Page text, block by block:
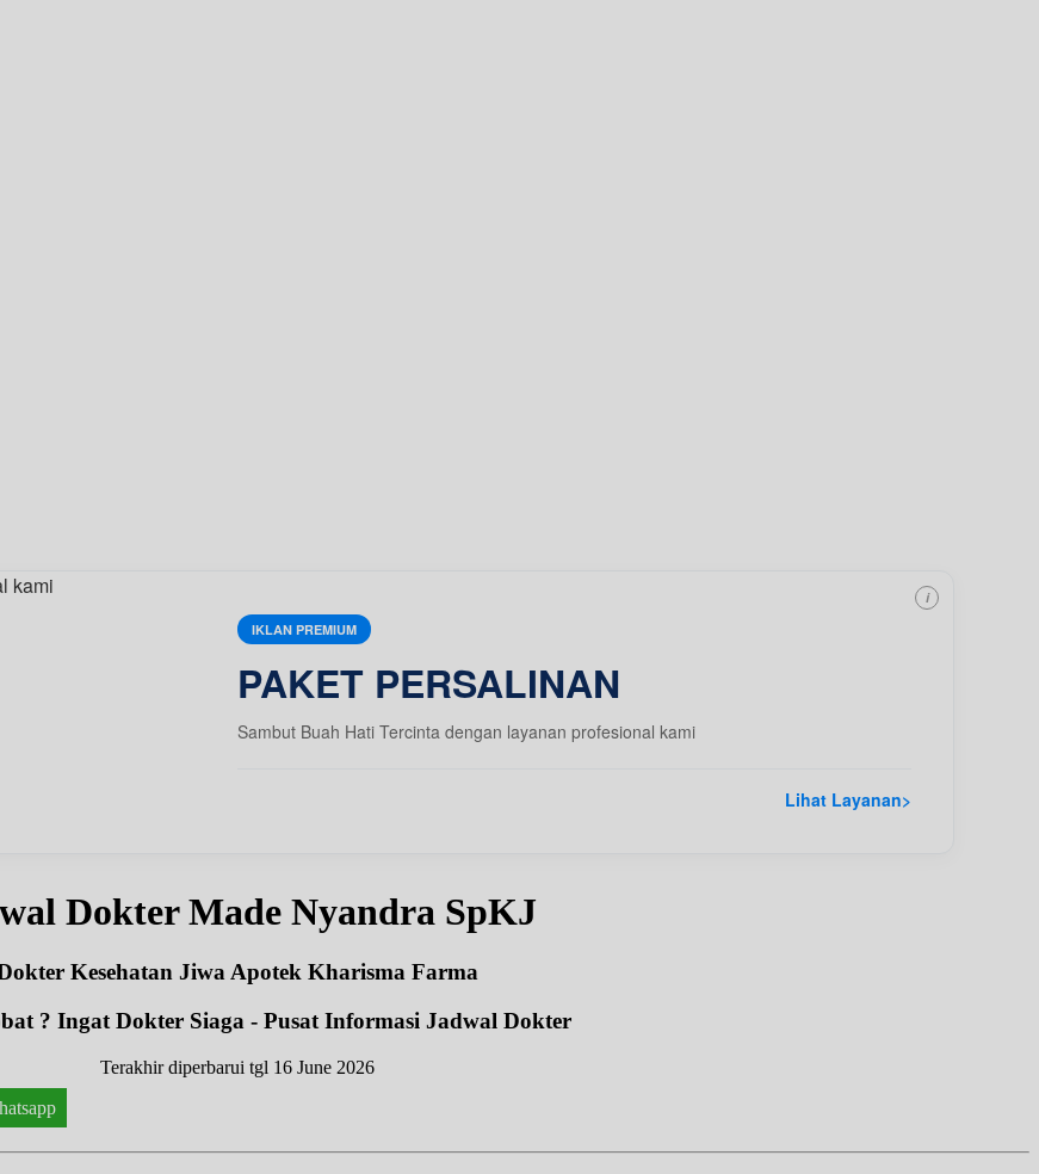
IKLAN PREMIUM
PAKET PERSALINAN
Sambut Buah Hati Tercinta dengan layanan profesional kami
Lihat Layanan>
i
Dokter Made Nyandra SpKJ
Kesehatan Jiwa Apotek Kharisma Farma
? Ingat Dokter Siaga - Pusat Informasi Jadwal Dokter
Terakhir diperbarui tgl 16 June 2026